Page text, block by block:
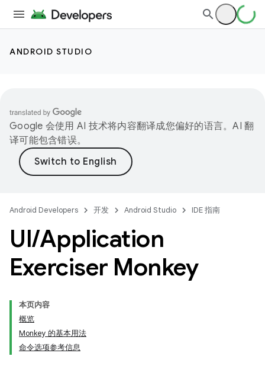
ANDROID STUDIO
Google 会使用 AI 技术将内容翻译成您偏好的语言。AI 翻
译可能包含错误。
Android Developers 开发 Android Studio IDE 指南
UI/Application
Exerciser Monkey
本页内容
概览
Monkey 的基本用法
命令选项参考信息